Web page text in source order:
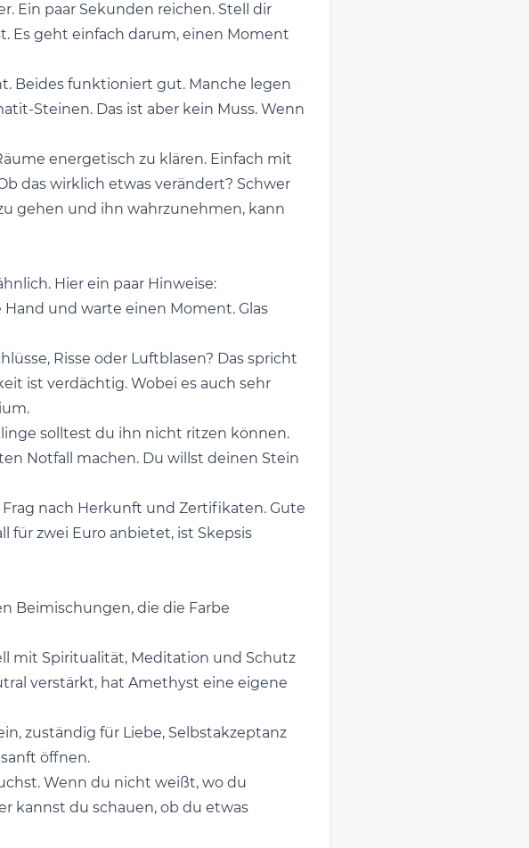
Ein paar Sekunden reichen. Stell dir
Es geht einfach darum, einen Moment
Beides funktioniert gut. Manche legen
Steinen. Das ist aber kein Muss. Wenn
energetisch zu klären. Einfach mit
das wirklich etwas verändert? Schwer
gehen und ihn wahrzunehmen, kann
Hier ein paar Hinweise:
und warte einen Moment. Glas
Risse oder Luftblasen? Das spricht
ist verdächtig. Wobei es auch sehr
solltest du ihn nicht ritzen können.
Notfall machen. Du willst deinen Stein
nach Herkunft und Zertifikaten. Gute
für zwei Euro anbietet, ist Skepsis
Beimischungen, die die Farbe
mit Spiritualität, Meditation und Schutz
verstärkt, hat Amethyst eine eigene
zuständig für Liebe, Selbstakzeptanz
öffnen.
Wenn du nicht weißt, wo du
kannst du schauen, ob du etwas